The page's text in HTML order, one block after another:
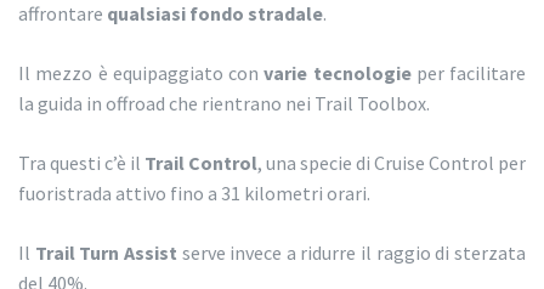
affrontare qualsiasi fondo stradale.
Il mezzo è equipaggiato convarie tecnologieper facilitare
la guida in offroad che rientrano nei Trail Toolbox.
Tra questi c’è il Trail Control, una specie di Cruise Control per
fuoristrada attivo fino a 31 kilometri orari.
Il Trail Turn Assist serve invece a ridurre il raggio di sterzata
del 40%.